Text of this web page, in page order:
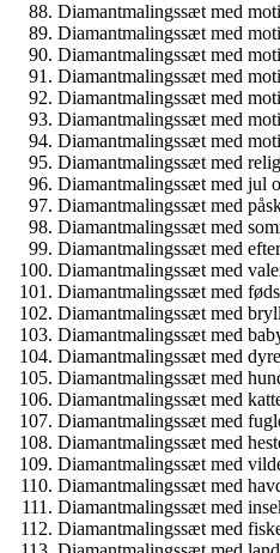
Diamantmalingssæt med
Diamantmalingssæt med
Diamantmalingssæt med
Diamantmalingssæt med
Diamantmalingssæt med
Diamantmalingssæt med
Diamantmalingssæt med
Diamantmalingssæt med
Diamantmalingssæt med jul
Diamantmalingssæt med
Diamantmalingssæt med
Diamantmalingssæt med
Diamantmalingssæt med
Diamantmalingssæt med
Diamantmalingssæt med
Diamantmalingssæt med
Diamantmalingssæt med
Diamantmalingssæt med
Diamantmalingssæt med
Diamantmalingssæt med
Diamantmalingssæt med
Diamantmalingssæt med
Diamantmalingssæt med
Diamantmalingssæt med
Diamantmalingssæt med